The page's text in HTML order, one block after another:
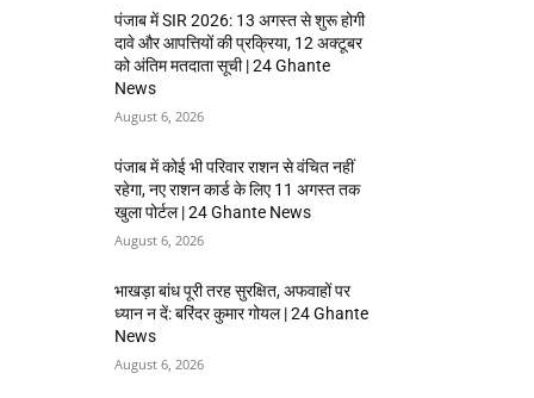
पंजाब में SIR 2026: 13 अगस्त से शुरू होगी
दावे और आपत्तियों की प्रक्रिया, 12 अक्टूबर
को अंतिम मतदाता सूची | 24 Ghante
News
August 6, 2026
पंजाब में कोई भी परिवार राशन से वंचित नहीं
रहेगा, नए राशन कार्ड के लिए 11 अगस्त तक
खुला पोर्टल | 24 Ghante News
August 6, 2026
भाखड़ा बांध पूरी तरह सुरक्षित, अफवाहों पर
ध्यान न दें: बरिंदर कुमार गोयल | 24 Ghante
News
August 6, 2026